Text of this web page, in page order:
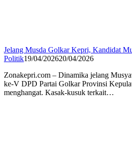
Jelang Musda Golkar Kepri, Kandidat
Politik19/04/202620/04/2026
Zonakepri.com – Dinamika jelang
ke-V DPD Partai Golkar Provinsi
menghangat. Kasak-kusuk terkait…